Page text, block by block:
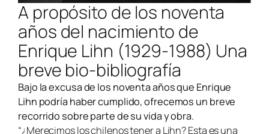
A propósito de los noventa
años del nacimiento de
Enrique Lihn (1929-1988) Una
breve bio-bibliografía
Bajo la excusa de los noventa años que Enrique
Lihn podría haber cumplido, ofrecemos un breve
recorrido sobre parte de su vida y obra.
“¿Merecimos los chilenos tener a Lihn? Esta es una